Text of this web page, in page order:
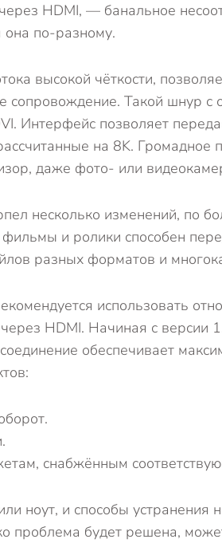
HDMI, — банальное
она по-разному.
высокой чёткости,
сопровождение. Такой шнур
Интерфейс позволяет
на 8K.
даже фото- или
несколько изменений, по
и ролики способен
разных форматов и
использовать
HDMI. Начиная с версии
обеспечивает
снабжённым
ноут, и способы устранения
проблема будет решена,